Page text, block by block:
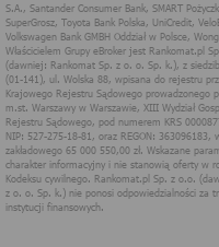
Rankomat.pl Sp. z o.o.
siedzibą w Warszawie (01-
przedsiębiorców
przez Sąd Rejonowy dla
Wydział Gospodarczy
numerem KRS
oraz REGON: 363096183,
na swoich stronach
Zasady wykorzystania
użytkownika w ramach
ze stron internetowych i
Każdy użytkownik